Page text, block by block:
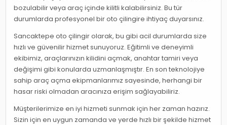
bozulabilir veya araç içinde kilitli kalabilirsiniz. Bu tür
durumlarda profesyonel bir oto çilingire ihtiyaç duyarsınız.
Sancaktepe oto çilingir olarak, bu gibi acil durumlarda size
hızlı ve güvenilir hizmet sunuyoruz. Eğitimli ve deneyimli
ekibimiz, araçlarınızın kilidini açmak, anahtar tamiri veya
değişimi gibi konularda uzmanlaşmıştır. En son teknolojiye
sahip araç açma ekipmanlarımız sayesinde, herhangi bir
hasar riski olmadan aracınıza erişim sağlayabiliriz.
Müşterilerimize en iyi hizmeti sunmak için her zaman hazırız.
Sizin için en uygun zamanda ve yerde hızlı bir şekilde hizmet